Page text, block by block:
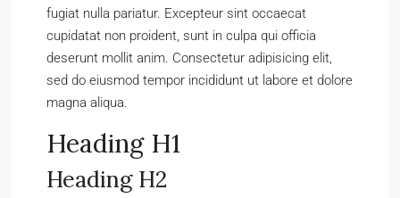
fugiat nulla pariatur. Excepteur sint occaecat
cupidatat non proident, sunt in culpa qui officia
deserunt mollit anim. Consectetur adipisicing elit,
sed do eiusmod tempor incididunt ut labore et dolore
magna aliqua.
Heading H1
Heading H2